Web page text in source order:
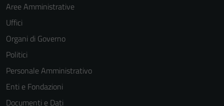
Aree Amministrative
Uffici
Organi di Governo
Politici
Personale Amministrativo
Enti e Fondazioni
Documenti e Dati